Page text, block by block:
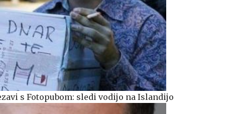
s Fotopubom: sledi vodijo na Islandijo